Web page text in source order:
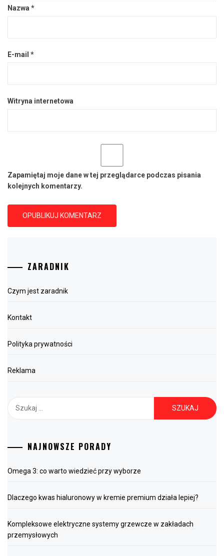
Nazwa *
E-mail *
Witryna internetowa
Zapamiętaj moje dane w tej przeglądarce podczas pisania
kolejnych komentarzy.
ZARADNIK
Czym jest zaradnik
Kontakt
Polityka prywatności
Reklama
NAJNOWSZE PORADY
Omega 3: co warto wiedzieć przy wyborze
Dlaczego kwas hialuronowy w kremie premium działa lepiej?
Kompleksowe elektryczne systemy grzewcze w zakładach
przemysłowych